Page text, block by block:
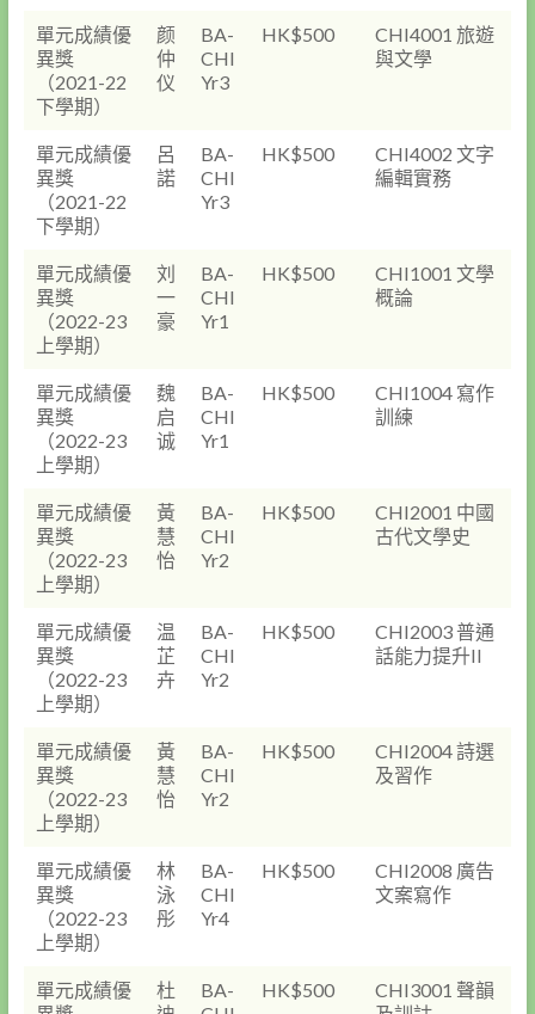
單元成績優
異獎
（2021-22
下學期）
颜
仲
仪
BA-
CHI
Yr3
HK$500
CHI4001 旅遊
與文學
單元成績優
異獎
（2021-22
下學期）
呂
諾
BA-
CHI
Yr3
HK$500
CHI4002 文字
編輯實務
單元成績優
異獎
（2022-23
上學期）
刘
一
豪
BA-
CHI
Yr1
HK$500
CHI1001 文學
概論
單元成績優
異獎
（2022-23
上學期）
魏
启
诚
BA-
CHI
Yr1
HK$500
CHI1004 寫作
訓練
單元成績優
異獎
（2022-23
上學期）
黃
慧
怡
BA-
CHI
Yr2
HK$500
CHI2001 中國
古代文學史
單元成績優
異獎
（2022-23
上學期）
温
芷
卉
BA-
CHI
Yr2
HK$500
CHI2003 普通
話能力提升II
單元成績優
異獎
（2022-23
上學期）
黃
慧
怡
BA-
CHI
Yr2
HK$500
CHI2004 詩選
及習作
單元成績優
異獎
（2022-23
上學期）
林
泳
彤
BA-
CHI
Yr4
HK$500
CHI2008 廣告
文案寫作
單元成績優
杜
BA-
HK$500
CHI3001 聲韻